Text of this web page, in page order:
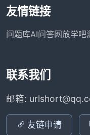
友情链接
问题库AI问答网放学吧
联系我们
邮箱:
友链申请